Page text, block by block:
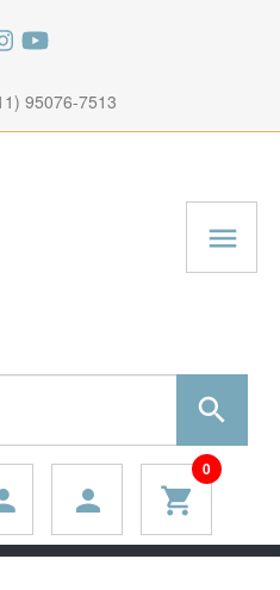
95076-7513
menu
search
shopping_cart
0
person